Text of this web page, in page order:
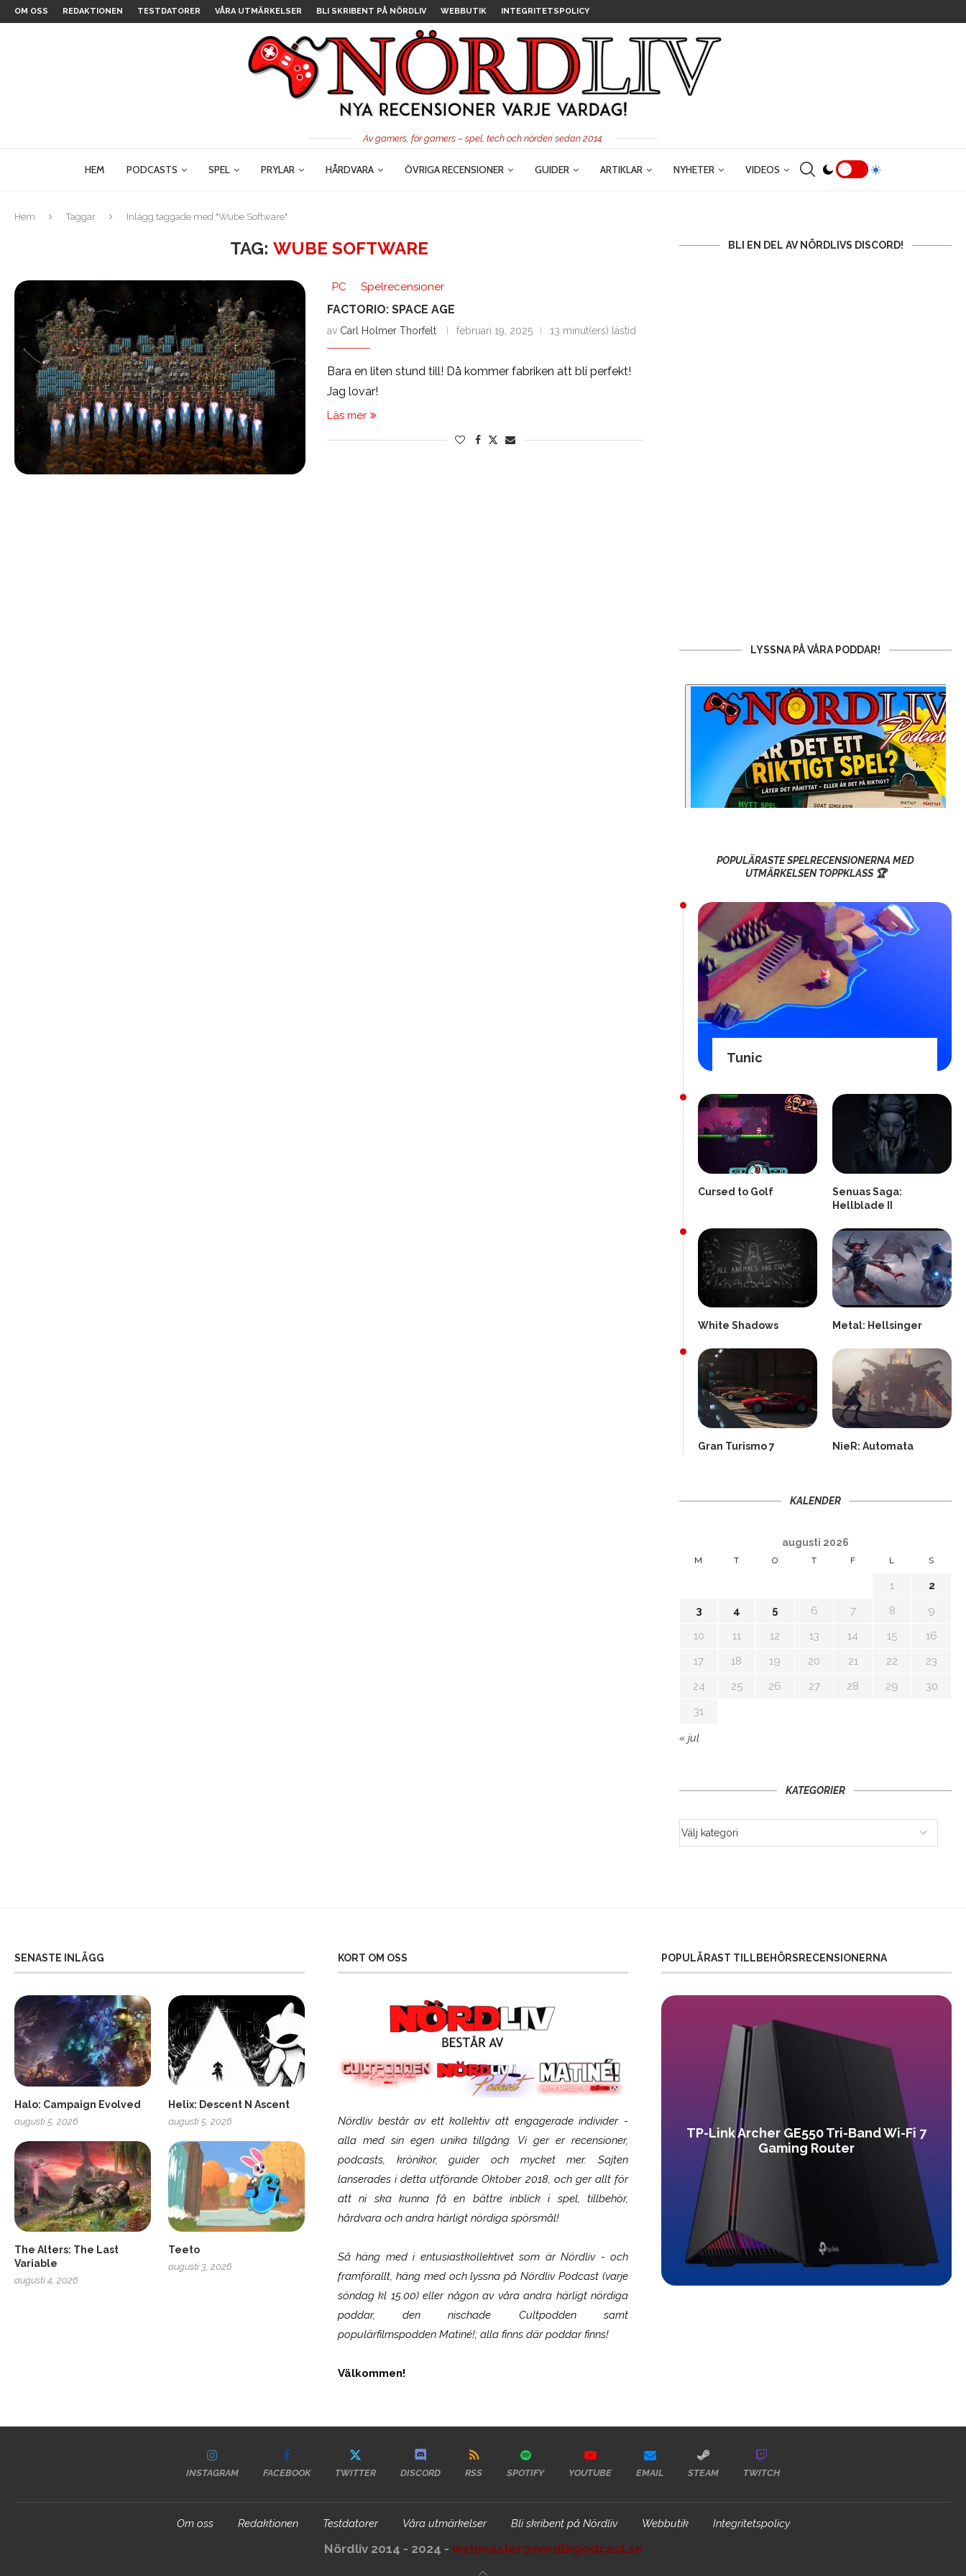
OM OSS REDAKTIONEN TESTDATORER VÅRA UTMÄRKELSER BLI SKRIBENT PÅ NÖRDLIV WEBBUTIK INTEGRITETSPOLICY
Av gamers, för gamers – spel, tech och nörderi sedan 2014.
HEM PODCASTS SPEL PRYLAR HÅRDVARA ÖVRIGA RECENSIONER GUIDER ARTIKLAR NYHETER VIDEOS
Hem Taggar Inlägg taggade med "Wube Software"
TAG: WUBE SOFTWARE
PC Spelrecensioner
FACTORIO: SPACE AGE
av Carl Holmer Thorfelt februari 19, 2025 13 minut(ers) lästid
Bara en liten stund till! Då kommer fabriken att bli perfekt!
Jag lovar!
Läs mer
BLI EN DEL AV NÖRDLIVS DISCORD!
LYSSNA PÅ VÅRA PODDAR!
POPULÄRASTE SPELRECENSIONERNA MED
UTMÄRKELSEN TOPPKLASS 🏆
Tunic
Cursed to Golf
Senuas Saga:
Hellblade II
White Shadows Metal: Hellsinger
Gran Turismo 7 NieR: Automata
KALENDER
augusti 2026
M T O T F L S
1
2
3
4 5 6 7 8
9
10
11 12 13 14 15
16
17
18 19 20 21 22
23
24
25 26 27 28 29
30
31
« jul
KATEGORIER
SENASTE INLÄGG
Halo: Campaign Evolved
augusti 5, 2026
Helix: Descent N Ascent
augusti 5, 2026
The Alters: The Last
Variable
augusti 4, 2026
Teeto
augusti 3, 2026
KORT OM OSS
Nördliv består av ett kollektiv att engagerade individer -
alla med sin egen unika tillgång. Vi ger er recensioner,
podcasts, krönikor, guider och mycket mer. Sajten
lanserades i detta utförande Oktober 2018, och ger allt för
att ni ska kunna få en bättre inblick i spel, tillbehör,
hårdvara och andra härligt nördiga spörsmål!
Så häng med i entusiastkollektivet som ärNördliv- och
framförallt, häng med och lyssna på Nördliv Podcast (varje
söndag kl 15.00) eller någon av våra andra härligt nördiga
poddar, den nischade Cultpodden samt
populärfilmspodden Matiné!; alla finns där poddar finns!
Välkommen!
POPULÄRAST TILLBEHÖRSRECENSIONERNA
SCUF Gaming Omega Logitech G316 X 98
TP-Link Archer GE550 Tri-Band Wi-Fi 7
Gaming Router
INSTAGRAM FACEBOOK TWITTER DISCORD RSS SPOTIFY YOUTUBE EMAIL STEAM TWITCH
Om oss Redaktionen Testdatorer Våra utmärkelser Bli skribent på Nördliv Webbutik Integritetspolicy
Nördliv 2014 - 2024 - webmaster@nordlivpodcast.se